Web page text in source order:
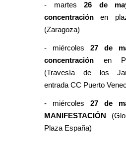
- martes26 de
concentración en
(Zaragoza)
- miércoles 27 de
concentración en
(Travesía de los
entrada CC Puerto
- miércoles 27 de
MANIFESTACIÓN
Plaza España)